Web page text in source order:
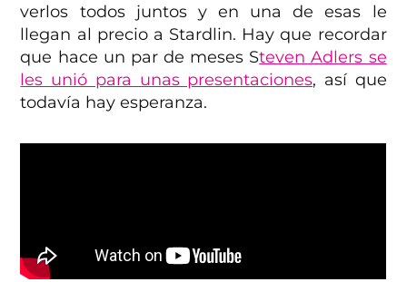
verlos todos juntos y en una de esas le
llegan al precio a Stardlin. Hay que recordar
que hace un par de meses Steven Adlers se
les unió para unas presentaciones, así que
todavía hay esperanza.